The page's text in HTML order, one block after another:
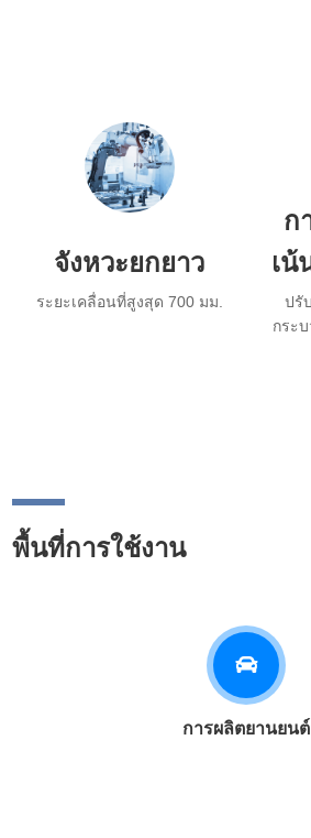
จังหวะยกยาว
ระยะเคลื่อนที่สูงสุด 700 มม.
ก
เน้
ปรั
กระ
พื้นที่การใช้งาน
การผลิตยานยนต์